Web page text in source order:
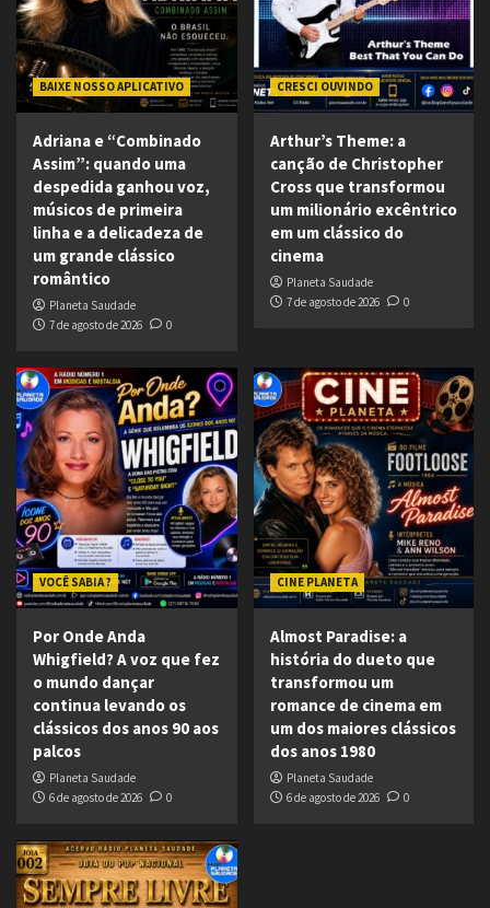
BAIXE NOSSO APLICATIVO
Adriana e “Combinado
Assim”: quando uma
despedida ganhou voz,
músicos de primeira
linha e a delicadeza de
um grande clássico
romântico
Planeta Saudade
7 de agosto de 2026
0
CRESCI OUVINDO
Arthur’s Theme: a
canção de Christopher
Cross que transformou
um milionário excêntrico
em um clássico do
cinema
Planeta Saudade
7 de agosto de 2026
0
VOCÊ SABIA ?
Por Onde Anda
Whigfield? A voz que fez
o mundo dançar
continua levando os
clássicos dos anos 90 aos
palcos
Planeta Saudade
6 de agosto de 2026
0
CINE PLANETA
Almost Paradise: a
história do dueto que
transformou um
romance de cinema em
um dos maiores clássicos
dos anos 1980
Planeta Saudade
6 de agosto de 2026
0